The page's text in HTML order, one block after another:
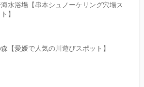
水浴場【串本シュノーケリング穴場ス
】
【愛媛で人気の川遊びスポット】